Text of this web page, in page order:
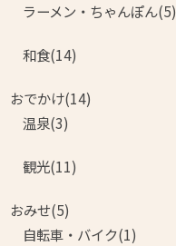
ラーメン・ちゃんぽん(5)
和食(14)
おでかけ(14)
温泉(3)
観光(11)
おみせ(5)
自転車・バイク(1)